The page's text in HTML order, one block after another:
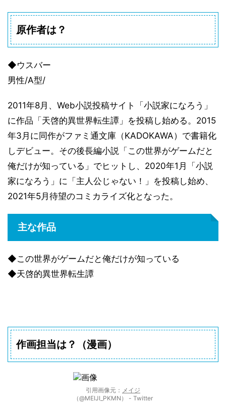
原作者は？
◆ウスバー
男性/A型/
2011年8月、Web小説投稿サイト「小説家になろう」
に作品「天啓的異世界転生譚」を投稿し始める。2015
年3月に同作がファミ通文庫（KADOKAWA）で書籍化
しデビュー。その後長編小説「この世界がゲームだと
俺だけが知っている」でヒットし、2020年1月「小説
家になろう」に「主人公じゃない！」を投稿し始め、
2021年5月待望のコミカライズ化となった。
主な作品
◆この世界がゲームだと俺だけが知っている
◆天啓的異世界転生譚
作画担当は？（漫画）
引用画像元： メイジ
（@MEIJI_PKMN） - Twitter